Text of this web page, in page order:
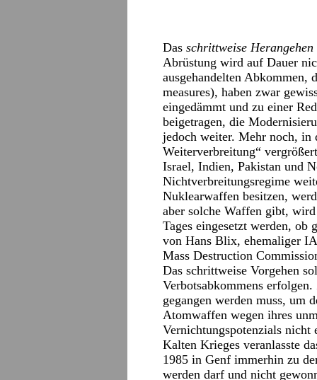
Das schrittweise Herangehen
Abrüstung wird auf Dauer
ausgehandelten Abkommen,
measures), haben zwar
eingedämmt und zu einer
beigetragen, die
jedoch weiter. Mehr noch, in
Weiterverbreitung“
Israel, Indien, Pakistan und
Nichtverbreitungsregime
Nuklearwaffen besitzen,
aber solche Waffen gibt,
Tages eingesetzt werden,
von Hans Blix, ehemaliger
Mass Destruction
Das schrittweise Vorgehen
Verbotsabkommens
gegangen werden muss, um
Atomwaffen wegen ihres
Vernichtungspotenzials nicht
Kalten Krieges veranlasste
1985 in Genf immerhin zu
werden darf und nicht